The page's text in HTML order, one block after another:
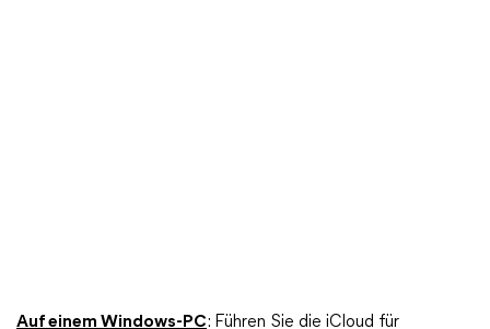
Auf einem Windows-PC: Führen Sie die iCloud für